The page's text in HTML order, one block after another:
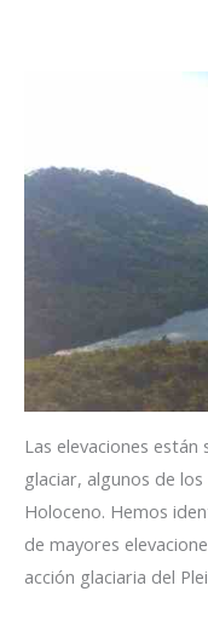
Las elevaciones
glaciar, algunos de
Holoceno. Hemos
de mayores
acción glaciaria del